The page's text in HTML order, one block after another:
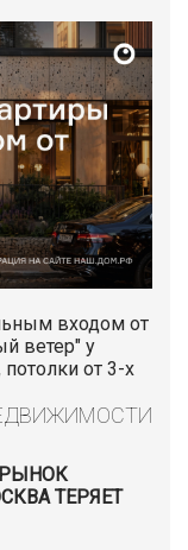
входом от
ветер" у
от 3-х
РЫНОК
ТЕРЯЕТ